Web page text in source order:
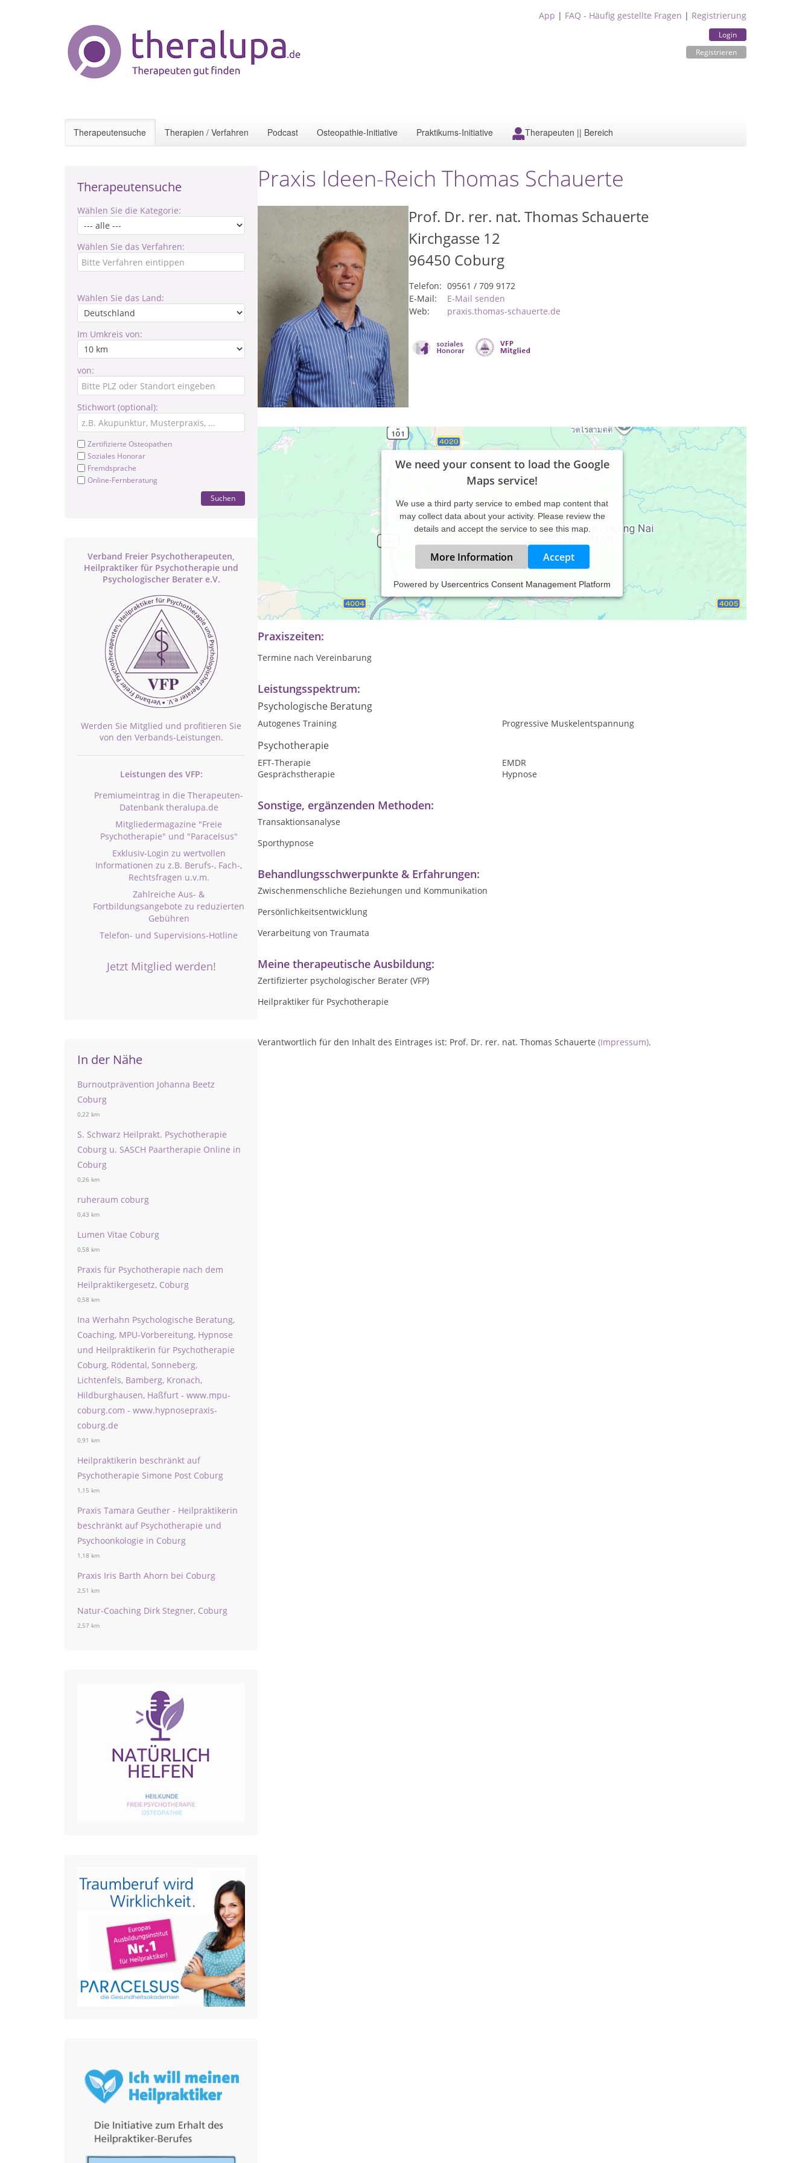
App | FAQ - Häufig gestellte Fragen | Registrierung
Login
Registrieren
Therapeutensuche Therapien / Verfahren Podcast Osteopathie-Initiative Praktikums-Initiative Therapeuten || Bereich
Therapeutensuche
Wählen Sie die Kategorie:
Wählen Sie das Verfahren:
Wählen Sie das Land:
Im Umkreis von:
von:
Stichwort (optional):
Zertifizierte Osteopathen
Soziales Honorar
Fremdsprache
Online-Fernberatung
Suchen
Verband Freier Psychotherapeuten,
Heilpraktiker für Psychotherapie und
Psychologischer Berater e.V.
Werden Sie Mitglied und profitieren Sie
von den Verbands-Leistungen.
Leistungen des VFP:
Premiumeintrag in die Therapeuten-
Datenbank theralupa.de
Mitgliedermagazine "Freie
Psychotherapie" und "Paracelsus"
Exklusiv-Login zu wertvollen
Informationen zu z.B. Berufs-, Fach-,
Rechtsfragen u.v.m.
Zahlreiche Aus- &
Fortbildungsangebote zu reduzierten
Gebühren
Telefon- und Supervisions-Hotline
Jetzt Mitglied werden!
In der Nähe
Burnoutprävention Johanna Beetz
Coburg
0,22 km
S. Schwarz Heilprakt. Psychotherapie
Coburg u. SASCH Paartherapie Online in
Coburg
0,26 km
ruheraum coburg
0,43 km
Lumen Vitae Coburg
0,58 km
Praxis für Psychotherapie nach dem
Heilpraktikergesetz, Coburg
0,58 km
Ina Werhahn Psychologische Beratung,
Coaching, MPU-Vorbereitung, Hypnose
und Heilpraktikerin für Psychotherapie
Coburg, Rödental, Sonneberg,
Lichtenfels, Bamberg, Kronach,
Hildburghausen, Haßfurt - www.mpu-
coburg.com - www.hypnosepraxis-
coburg.de
0,91 km
Heilpraktikerin beschränkt auf
Psychotherapie Simone Post Coburg
1,15 km
Praxis Tamara Geuther - Heilpraktikerin
beschränkt auf Psychotherapie und
Psychoonkologie in Coburg
1,18 km
Praxis Iris Barth Ahorn bei Coburg
2,51 km
Natur-Coaching Dirk Stegner, Coburg
2,57 km
Praxis Ideen-Reich Thomas Schauerte
Prof. Dr. rer. nat. Thomas Schauerte
Kirchgasse 12
96450 Coburg
Telefon: 09561 / 709 9172
E-Mail:
E-Mail senden
Web:
praxis.thomas-schauerte.de
We need your consent to load the Google
Maps service!
We use a third party service to embed map content that
may collect data about your activity. Please review the
details and accept the service to see this map.
More Information Accept
Powered by Usercentrics Consent Management Platform
Eine Beschreibung meiner Tätigkeitsschwerpunkte finden Sie auf der Homepage https://praxis.thomas-
schauerte.de/about/
Praxiszeiten:
Termine nach Vereinbarung
Leistungsspektrum:
Psychologische Beratung
Autogenes Training Progressive Muskelentspannung
Psychotherapie
EFT-Therapie
EMDR
Gesprächstherapie
Hypnose
Sonstige, ergänzenden Methoden:
Transaktionsanalyse
Sporthypnose
Behandlungsschwerpunkte & Erfahrungen:
Zwischenmenschliche Beziehungen und Kommunikation
Persönlichkeitsentwicklung
Verarbeitung von Traumata
Meine therapeutische Ausbildung:
Zertifizierter psychologischer Berater (VFP)
Heilpraktiker für Psychotherapie
Verantwortlich für den Inhalt des Eintrages ist: Prof. Dr. rer. nat. Thomas Schauerte (Impressum).